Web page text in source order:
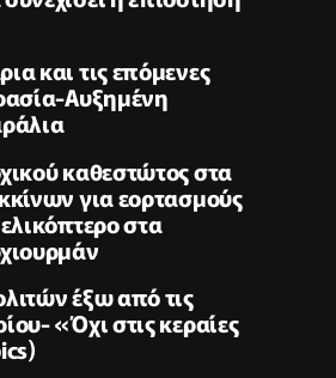
και τις επόμενες
Αυξημένη
καθεστώτος στα
για εορτασμούς
στα
έξω από τις
«Όχι στις κεραίες